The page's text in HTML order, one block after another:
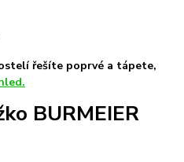
řešíte poprvé a tápete,
BURMEIER